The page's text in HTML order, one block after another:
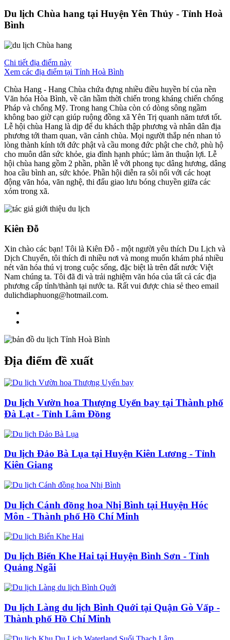
Du lịch Chùa hang tại Huyện Yên Thủy - Tỉnh Hoà
Bình
Chi tiết địa điểm này
Xem các địa điểm tại Tỉnh Hoà Bình
Chùa Hang - Hang Chùa chứa đựng nhiều điều huyền bí của nền
Văn hóa Hòa Bình, về căn hầm thời chiến trong kháng chiến chống
Pháp và chống Mỹ. Trong hang Chùa còn có dòng sông ngầm
không bao giờ cạn giúp ruộng đồng xã Yên Trị quanh năm tươi tốt.
Lễ hội chùa Hang là dịp để du khách thập phương và nhân dân địa
phương tới tham quan, vãn cảnh chùa. Mọi người thắp nén nhan tỏ
lòng thành kính tới đức phật và cầu mong đức phật che chở, phù hộ
cho muôn dân sức khỏe, gia đình hạnh phúc; làm ăn thuận lợi. Lễ
hội chùa hang gồm 2 phần, phần lễ với phong tục dâng hương, dâng
hoa cầu bình an, sức khỏe. Phần hội diễn ra sôi nổi với các hoạt
động văn hóa, văn nghệ, thi đấu giao lưu bóng chuyền giữa các
xóm trong xã.
Kiên Đỗ
Xin chào các bạn! Tôi là Kiên Đỗ - một người yêu thích Du Lịch và
Dịch Chuyển, tôi thích đi nhiều nơi và mong muốn khám phá nhiều
nét văn hóa thú vị trong cuộc sống, đặc biệt là trên đất nước Việt
Nam chúng ta. Tôi đã đi và trải nghiệm văn hóa của tất cả các địa
phương cấp tỉnh/thành tại nước ta. Rất vui được chia sẻ theo email
dulichdiaphuong@hotmail.com.
Địa điểm đề xuất
Du lịch Vườn hoa Thượng Uyển bay tại Thành phố
Đà Lạt - Tỉnh Lâm Đồng
Du lịch Đảo Bà Lụa tại Huyện Kiên Lương - Tỉnh
Kiên Giang
Du lịch Cánh đồng hoa Nhị Bình tại Huyện Hóc
Môn - Thành phố Hồ Chí Minh
Du lịch Biển Khe Hai tại Huyện Bình Sơn - Tỉnh
Quảng Ngãi
Du lịch Làng du lịch Bình Quới tại Quận Gò Vấp -
Thành phố Hồ Chí Minh